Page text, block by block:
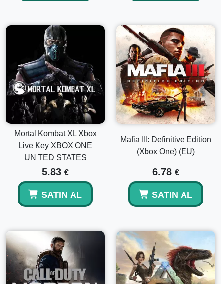
Mortal Kombat XL Xbox
Live Key XBOX ONE
UNITED STATES
5.83 €
SATIN AL
Mafia III: Definitive Edition
(Xbox One) (EU)
6.78 €
SATIN AL